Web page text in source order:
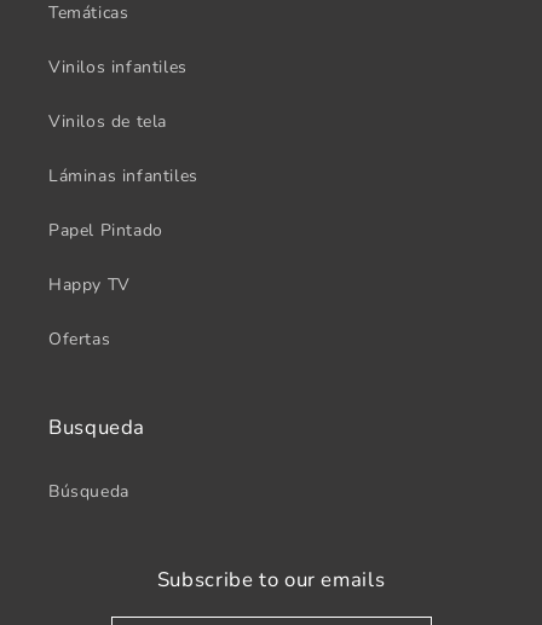
Temáticas
Vinilos infantiles
Vinilos de tela
Láminas infantiles
Papel Pintado
Happy TV
Ofertas
Busqueda
Búsqueda
Subscribe to our emails